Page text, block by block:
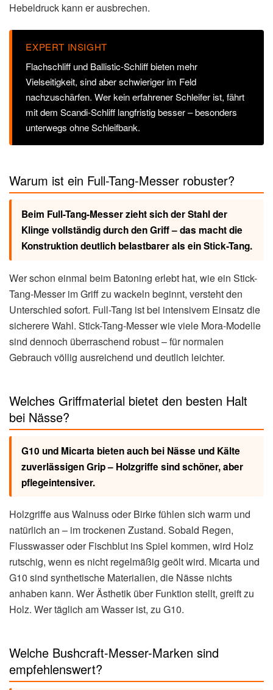
Hebeldruck kann er ausbrechen.
EXPERT INSIGHT
Flachschliff und Ballistic-Schliff bieten mehr
Vielseitigkeit, sind aber schwieriger im Feld
nachzuschärfen. Wer kein erfahrener Schleifer ist, fährt
mit dem Scandi-Schliff langfristig besser – besonders
unterwegs ohne Schleifbank.
Warum ist ein Full-Tang-Messer robuster?
Beim Full-Tang-Messer zieht sich der Stahl der
Klinge vollständig durch den Griff – das macht die
Konstruktion deutlich belastbarer als ein Stick-Tang.
Wer schon einmal beim Batoning erlebt hat, wie ein Stick-
Tang-Messer im Griff zu wackeln beginnt, versteht den
Unterschied sofort. Full-Tang ist bei intensivem Einsatz die
sicherere Wahl. Stick-Tang-Messer wie viele Mora-Modelle
sind dennoch überraschend robust – für normalen
Gebrauch völlig ausreichend und deutlich leichter.
Welches Griffmaterial bietet den besten Halt
bei Nässe?
G10 und Micarta bieten auch bei Nässe und Kälte
zuverlässigen Grip – Holzgriffe sind schöner, aber
pflegeintensiver.
Holzgriffe aus Walnuss oder Birke fühlen sich warm und
natürlich an – im trockenen Zustand. Sobald Regen,
Flusswasser oder Fischblut ins Spiel kommen, wird Holz
rutschig, wenn es nicht regelmäßig geölt wird. Micarta und
G10 sind synthetische Materialien, die Nässe nichts
anhaben kann. Wer Ästhetik über Funktion stellt, greift zu
Holz. Wer täglich am Wasser ist, zu G10.
Welche Bushcraft-Messer-Marken sind
empfehlenswert?